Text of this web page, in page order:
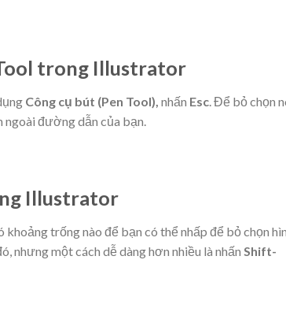
trong Illustrator
Công cụ bút (Pen Tool), nhấn Esc. Để bỏ chọn
ngoài đường dẫn của bạn.
Illustrator
trống nào để bạn có thể nhấp để bỏ chọn
nhưng một cách dễ dàng hơn nhiều là nhấn Shift-